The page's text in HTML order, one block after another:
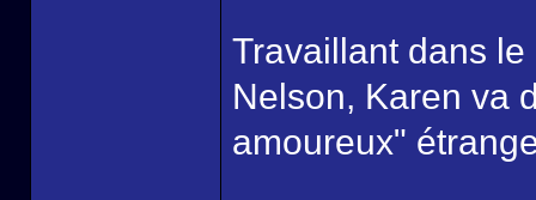
Travaillant dans
Nelson, Karen va
amoureux"